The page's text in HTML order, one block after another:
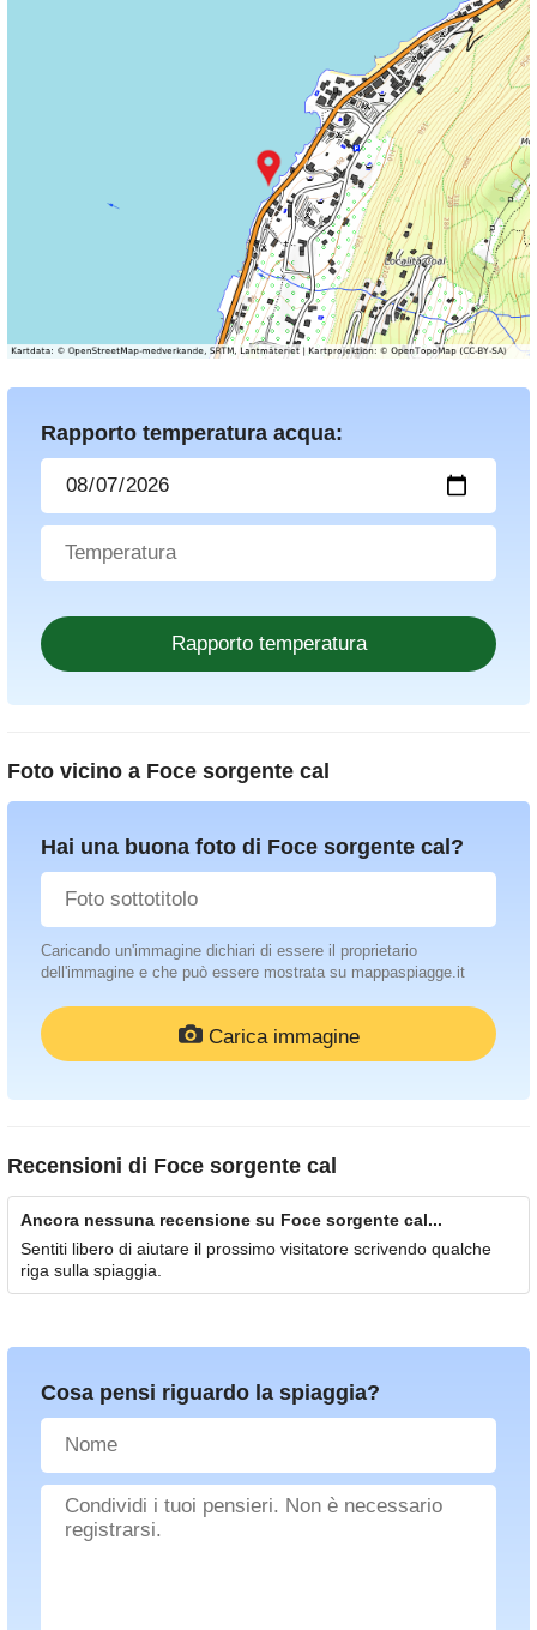
Rapporto temperatura acqua:
Foto vicino a Foce sorgente cal
Hai una buona foto di Foce sorgente cal?
Caricando un'immagine dichiari di essere il proprietario
dell'immagine e che può essere mostrata su mappaspiagge.it
Carica immagine
Recensioni di Foce sorgente cal
Ancora nessuna recensione su Foce sorgente cal...
Sentiti libero di aiutare il prossimo visitatore scrivendo qualche
riga sulla spiaggia.
Cosa pensi riguardo la spiaggia?